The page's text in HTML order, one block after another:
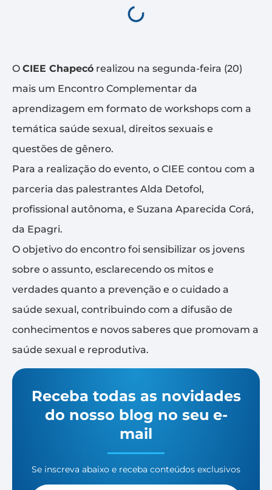
O CIEE Chapecó realizou na segunda-feira (20)
mais um Encontro Complementar da
aprendizagem em formato de workshops com a
temática saúde sexual, direitos sexuais e
questões de gênero.
Para a realização do evento, o CIEE contou com a
parceria das palestrantes Alda Detofol,
profissional autônoma, e Suzana Aparecida Corá,
da Epagri.
O objetivo do encontro foi sensibilizar os jovens
sobre o assunto, esclarecendo os mitos e
verdades quanto a prevenção e o cuidado a
saúde sexual, contribuindo com a difusão de
conhecimentos e novos saberes que promovam a
saúde sexual e reprodutiva.
Receba todas as novidades
do nosso blog no seu e-
mail
Se inscreva abaixo e receba conteúdos exclusivos